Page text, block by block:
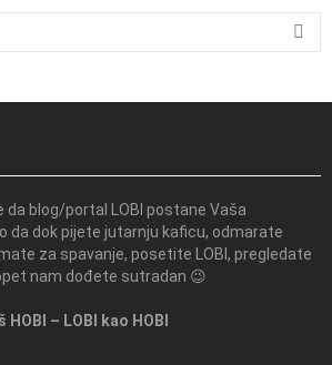
da blog/portal LOBI postane Vaša
da dok pijete jutarnju kaficu, odmarate
za spavanje, posetite LOBI, pregledate
nam dođete sutradan 😉
– LOBI kao HOBI